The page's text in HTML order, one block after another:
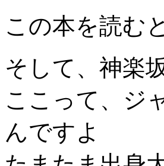
この本を読む
そして、神楽
ここって、ジ
んですよ